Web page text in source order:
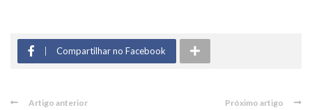
Compartilhar no Facebook
Artigo anterior Próximo artigo